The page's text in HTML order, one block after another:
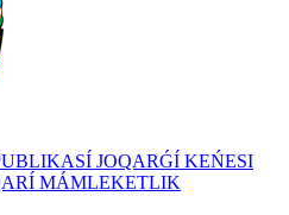
JOQARǴÍ KEŃESI
MÁMLEKETLIK